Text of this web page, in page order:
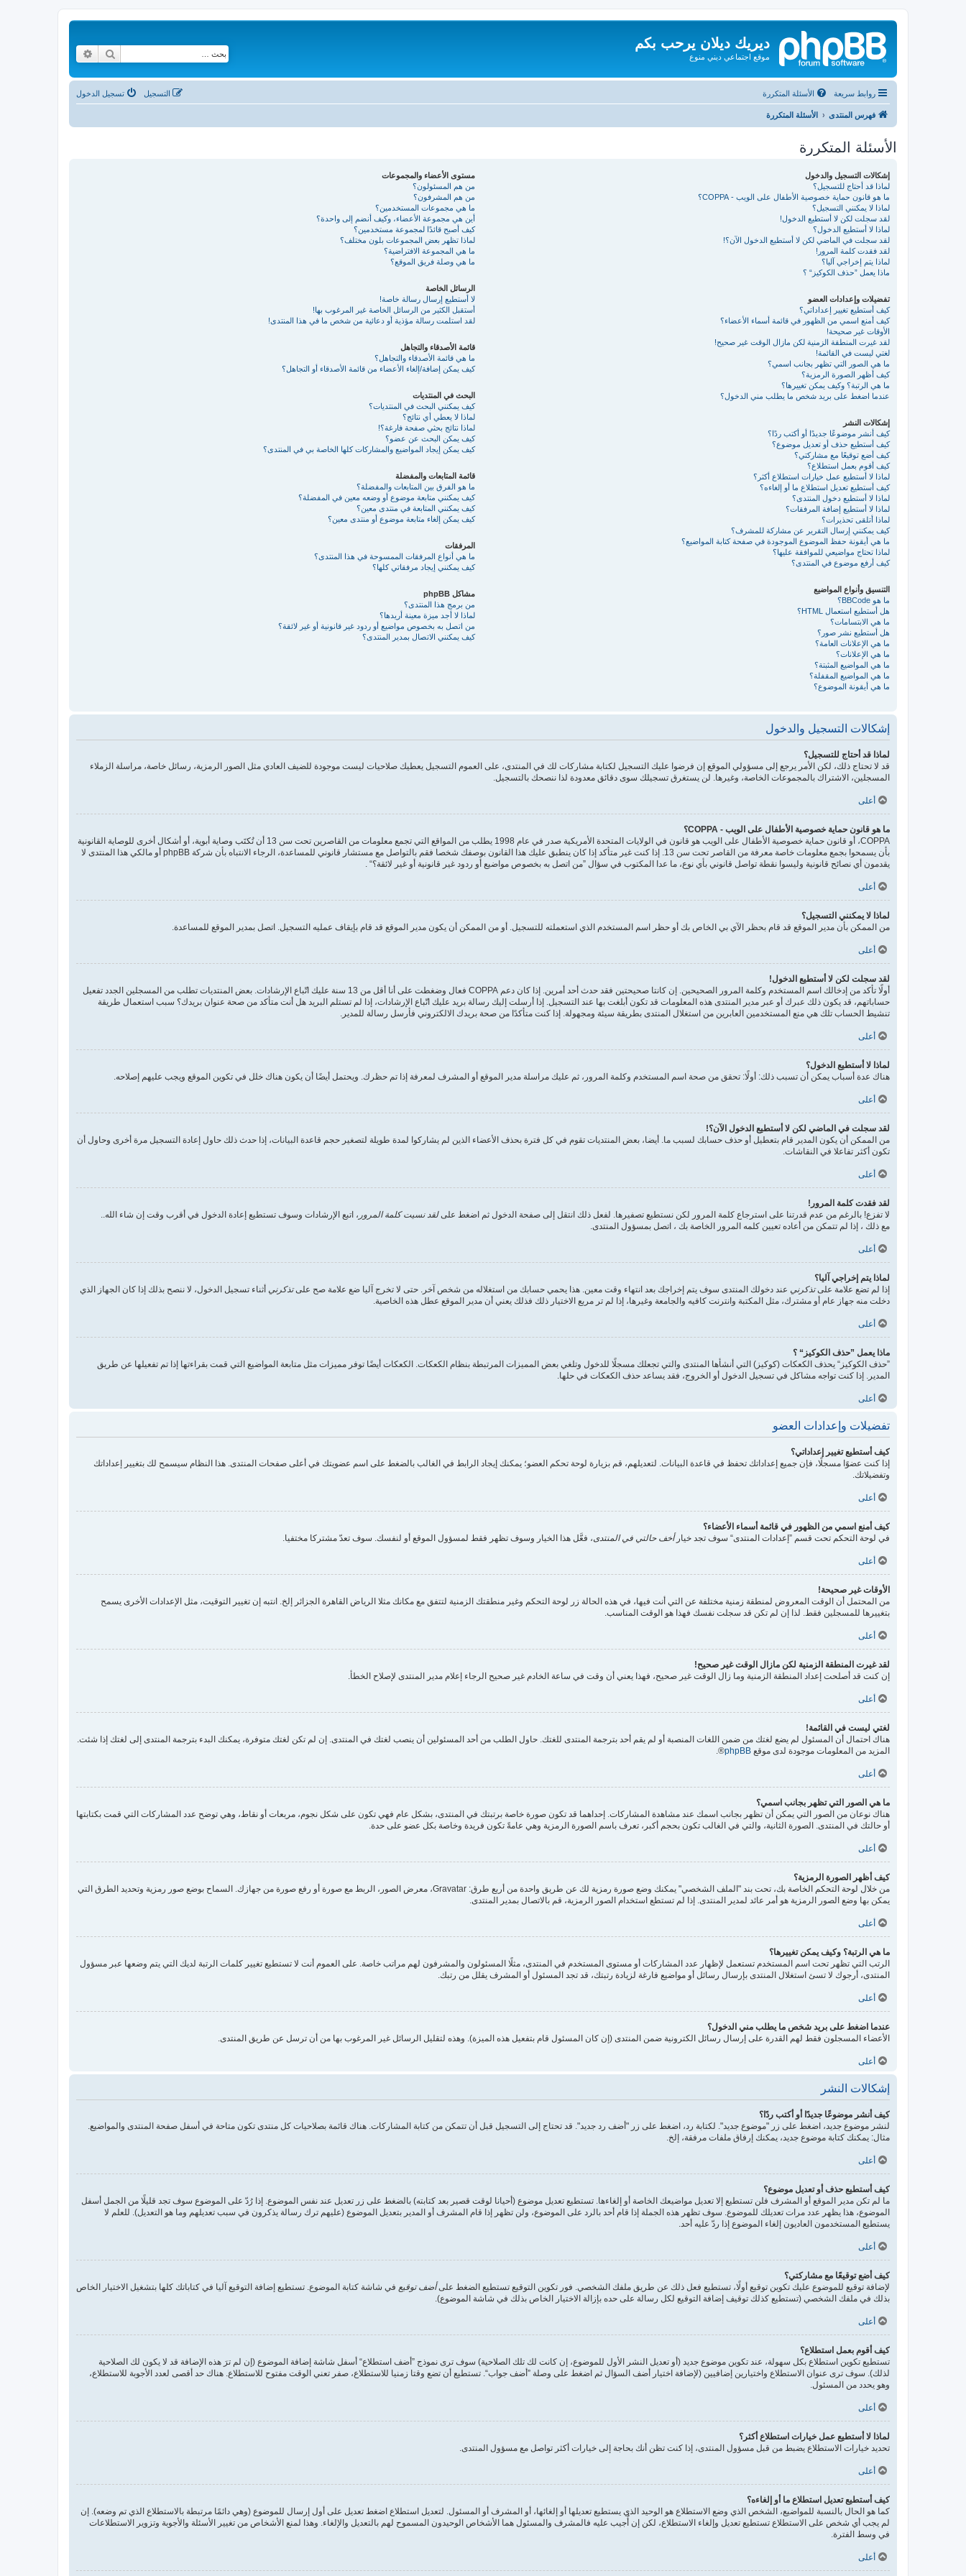
ديريك ديلان يرحب بكم
موقع اجتماعي ديني منوع بحث
روابط سريعة الأسئلة المتكررة تسجيل الدخول التسجيل
فهرس المنتدى الأسئلة المتكررة
الأسئلة المتكررة
إشكالات التسجيل والدخول
لماذا قد أحتاج للتسجيل؟
ما هو قانون حماية خصوصية الأطفال على الويب - COPPA؟
لماذا لا يمكنني التسجيل؟
لقد سجلت لكن لا أستطيع الدخول!
لماذا لا أستطيع الدخول؟
لقد سجلت في الماضي لكن لا أستطيع الدخول الآن؟!
لقد فقدت كلمة المرور!
لماذا يتم إخراجي آليا؟
ماذا يعمل ”حذف الكوكيز“ ؟
تفضيلات وإعدادات العضو
كيف أستطيع تغيير إعداداتي؟
كيف أمنع اسمي من الظهور في قائمة أسماء الأعضاء؟
الأوقات غير صحيحة!
لقد غيرت المنطقة الزمنية لكن مازال الوقت غير صحيح!
لغتي ليست في القائمة!
ما هي الصور التي تظهر بجانب اسمي؟
كيف أظهر الصورة الرمزية؟
ما هي الرتبة؟ وكيف يمكن تغييرها؟
عندما اضغط على بريد شخص ما يطلب مني الدخول؟
إشكالات النشر
كيف أنشر موضوعًا جديدًا أو أكتب ردًا؟
كيف أستطيع حذف أو تعديل موضوع؟
كيف أضع توقيعًا مع مشاركتي؟
كيف أقوم بعمل استطلاع؟
لماذا لا أستطيع عمل خيارات استطلاع أكثر؟
كيف أستطيع تعديل استطلاع ما أو إلغاءه؟
لماذا لا أستطيع دخول المنتدى؟
لماذا لا أستطيع إضافة المرفقات؟
لماذا أتلقى تحذيرات؟
كيف يمكنني إرسال التقرير عن مشاركة للمشرف؟
ما هي أيقونة حفظ الموضوع الموجودة في صفحة كتابة المواضيع؟
لماذا تحتاج مواضيعي للموافقة عليها؟
كيف أرفع موضوع في المنتدى؟
التنسيق وأنواع المواضيع
ما هو BBCode؟
هل أستطيع استعمال HTML؟
ما هي الابتسامات؟
هل أستطيع نشر صور؟
ما هي الإعلانات العامة؟
ما هي الإعلانات؟
ما هي المواضيع المثبتة؟
ما هي المواضيع المقفلة؟
ما هي أيقونة الموضوع؟
مستوى الأعضاء والمجموعات
من هم المسئولون؟
من هم المشرفون؟
ما هي مجموعات المستخدمين؟
أين هي مجموعة الأعضاء، وكيف أنضم إلى واحدة؟
كيف أصبح قائدًا لمجموعة مستخدمين؟
لماذا تظهر بعض المجموعات بلون مختلف؟
ما هي المجموعة الافتراضية؟
ما هي وصلة فريق الموقع؟
الرسائل الخاصة
لا أستطيع إرسال رسالة خاصة!
أستقبل الكثير من الرسائل الخاصة غير المرغوب بها!
لقد استلمت رسالة مؤذية أو دعائية من شخص ما في هذا المنتدى!
قائمة الأصدقاء والتجاهل
ما هي قائمة الأصدقاء والتجاهل؟
كيف يمكن إضافة/إلغاء الأعضاء من قائمة الأصدقاء أو التجاهل؟
البحث في المنتديات
كيف يمكنني البحث في المنتديات؟
لماذا لا يعطي أي نتائج؟
لماذا نتائج بحثي صفحة فارغة؟!
كيف يمكن البحث عن عضو؟
كيف يمكن إيجاد المواضيع والمشاركات كلها الخاصة بي في المنتدى؟
قائمة المتابعات والمفضلة
ما هو الفرق بين المتابعات والمفضلة؟
كيف يمكنني متابعة موضوع أو وضعه معين في المفضلة؟
كيف يمكنني المتابعة في منتدى معين؟
كيف يمكن إلغاء متابعة موضوع أو منتدى معين؟
المرفقات
ما هي أنواع المرفقات الممسوحة في هذا المنتدى؟
كيف يمكنني إيجاد مرفقاتي كلها؟
مشاكل phpBB
من برمج هذا المنتدى؟
لماذا لا أجد ميزة معينة أريدها؟
من اتصل به بخصوص مواضيع أو ردود غير قانونية أو غير لائقة؟
كيف يمكنني الاتصال بمدير المنتدى؟
إشكالات التسجيل والدخول
لماذا قد أحتاج للتسجيل؟
قد لا تحتاج ذلك، لكن الأمر يرجع إلى مسؤولي الموقع إن فرضوا عليك التسجيل لكتابة مشاركات لك في المنتدى، على العموم التسجيل يعطيك صلاحيات ليست موجودة للضيف العادي مثل الصور الرمزية، رسائل خاصة، مراسلة الزملاء
المسجلين، الاشتراك بالمجموعات الخاصة، وغيرها. لن يستغرق تسجيلك سوى دقائق معدودة لذا ننصحك بالتسجيل.
أعلى
ما هو قانون حماية خصوصية الأطفال على الويب - COPPA؟
COPPA، أو قانون حماية خصوصية الأطفال على الويب هو قانون في الولايات المتحدة الأمريكية صدر في عام 1998 يطلب من المواقع التي تجمع معلومات من القاصرين تحت سن 13 أن تُكتَب وصاية أبوية، أو أشكال أخرى للوصاية القانونية
بأن يسمحوا بجمع معلومات خاصة معرفة من القاصر تحت سن 13. إذا كنت غير متأكد إذا كان ينطبق عليك هذا القانون بوصفك شخصا فقم بالتواصل مع مستشار قانوني للمساعدة، الرجاء الانتباه بأن شركة phpBB أو مالكي هذا المنتدى لا
يقدمون أي نصائح قانونية وليسوا نقطة تواصل قانوني بأي نوع، ما عدا المكتوب في سؤال ”من اتصل به بخصوص مواضيع أو ردود غير قانونية أو غير لائقة؟“ .
أعلى
لماذا لا يمكنني التسجيل؟
من الممكن بأن مدير الموقع قد قام بحظر الآي بي الخاص بك أو حظر اسم المستخدم الذي استعملته للتسجيل. أو من الممكن أن يكون مدير الموقع قد قام بإيقاف عمليه التسجيل. اتصل بمدير الموقع للمساعدة.
أعلى
لقد سجلت لكن لا أستطيع الدخول!
أولًا تأكد من إدخالك اسم المستخدم وكلمة المرور الصحيحين. إن كانتا صحيحتين فقد حدث أحد أمرين. إذا كان دعم COPPA فعال وضغطت على أنا أقل من 13 سنة عليك اتّباع الإرشادات. بعض المنتديات تطلب من المسجلين الجدد تفعيل
حساباتهم، قد يكون ذلك عبرك أو عبر مدير المنتدى هذه المعلومات قد تكون أبلغت بها عند التسجيل. إذا أرسلت إليك رسالة بريد عليك اتّباع الإرشادات، إذا لم تستلم البريد هل أنت متأكد من صحة عنوان بريدك؟ سبب استعمال طريقة
تنشيط الحساب تلك هي منع المستخدمين العابرين من استغلال المنتدى بطريقة سيئة ومجهولة. إذا كنت متأكدًا من صحة بريدك الالكتروني فأرسل رسالة للمدير.
أعلى
لماذا لا أستطيع الدخول؟
هناك عدة أسباب يمكن أن تسبب ذلك: أولًا: تحقق من صحة اسم المستخدم وكلمة المرور، ثم عليك مراسلة مدير الموقع أو المشرف لمعرفة إذا تم حظرك. ويحتمل أيضًا أن يكون هناك خلل في تكوين الموقع ويجب عليهم إصلاحه.
أعلى
لقد سجلت في الماضي لكن لا أستطيع الدخول الآن؟!
من الممكن أن يكون المدير قام بتعطيل أو حذف حسابك لسبب ما. أيضا، بعض المنتديات تقوم في كل فترة بحذف الأعضاء الذين لم يشاركوا لمدة طويلة لتصغير حجم قاعدة البيانات، إذا حدث ذلك حاول إعادة التسجيل مرة أخرى وحاول أن
تكون أكثر تفاعلا في النقاشات.
أعلى
لقد فقدت كلمة المرور!
لا تفزع! بالرغم من عدم قدرتنا على استرجاع كلمة المرور لكن نستطيع تصفيرها. لفعل ذلك انتقل إلى صفحة الدخول ثم اضغط علىلقد نسيت كلمة المرور ، اتبع الإرشادات وسوف تستطيع إعادة الدخول في أقرب وقت إن شاء الله..
مع ذلك ، إذا لم تتمكن من أعاده تعيين كلمه المرور الخاصة بك ، اتصل بمسؤول المنتدى.
أعلى
لماذا يتم إخراجي آليا؟
إذا لم تضع علامة علىتذكرني عند دخولك المنتدى سوف يتم إخراجك بعد انتهاء وقت معين. هذا يحمي حسابك من استغلاله من شخص آخر. حتى لا تخرج آليا ضع علامة صح علىتذكرني أثناء تسجيل الدخول، لا ننصح بذلك إذا كان الجهاز الذي
دخلت منه جهاز عام أو مشترك، مثل المكتبة وانترنت كافيه والجامعة وغيرها، إذا لم تر مربع الاختيار ذلك فذلك يعني أن مدير الموقع عطل هذه الخاصية.
أعلى
ماذا يعمل ”حذف الكوكيز“ ؟
”حذف الكوكيز“ يحذف الكعكات (كوكيز) التي أنشأها المنتدى والتي تجعلك مسجلًا للدخول وتلغي بعض المميزات المرتبطة بنظام الكعكات. الكعكات أيضًا توفر مميزات مثل متابعة المواضيع التي قمت بقراءتها إذا تم تفعيلها عن طريق
المدير. إذا كنت تواجه مشاكل في تسجيل الدخول أو الخروج، فقد يساعد حذف الكعكات في حلها.
أعلى
تفضيلات وإعدادات العضو
كيف أستطيع تغيير إعداداتي؟
إذا كنت عضوًا مسجلًا، فإن جميع إعداداتك تحفظ في قاعدة البيانات. لتعديلهم، قم بزيارة لوحة تحكم العضو؛ يمكنك إيجاد الرابط في الغالب بالضغط على اسم عضويتك في أعلى صفحات المنتدى. هذا النظام سيسمح لك بتغيير إعداداتك
وتفضيلاتك.
أعلى
كيف أمنع اسمي من الظهور في قائمة أسماء الأعضاء؟
في لوحة التحكم تحت قسم ”إعدادات المنتدى“ سوف تجد خيارأخف حالتي في المنتدى، فعَّل هذا الخيار وسوف تظهر فقط لمسؤول الموقع أو لنفسك. سوف تعدّ مشتركا مختفيا.
أعلى
الأوقات غير صحيحة!
من المحتمل أن الوقت المعروض لمنطقة زمنية مختلفة عن التي أنت فيها، في هذه الحالة زر لوحة التحكم وغير منطقتك الزمنية لتتفق مع مكانك مثلا الرياض القاهرة الجزائر إلخ. انتبه إن تغيير التوقيت، مثل الإعدادات الأخرى يسمح
بتغييرها للمسجلين فقط. لذا إن لم تكن قد سجلت نفسك فهذا هو الوقت المناسب.
أعلى
لقد غيرت المنطقة الزمنية لكن مازال الوقت غير صحيح!
إن كنت قد أصلحت إعداد المنطقة الزمنية وما زال الوقت غير صحيح، فهذا يعني أن وقت في ساعة الخادم غير صحيح الرجاء إعلام مدير المنتدى لإصلاح الخطأ.
أعلى
لغتي ليست في القائمة!
هناك احتمال أن المسئول لم يضع لغتك من ضمن اللغات المنصبة أو لم يقم أحد بترجمة المنتدى للغتك. حاول الطلب من أحد المسئولين أن ينصب لغتك في المنتدى. إن لم تكن لغتك متوفرة، يمكنك البدء بترجمة المنتدى إلى لغتك إذا شئت.
المزيد من المعلومات موجودة لدى موقع phpBB
®.
أعلى
ما هي الصور التي تظهر بجانب اسمي؟
هناك نوعان من الصور التي يمكن أن تظهر بجانب اسمك عند مشاهدة المشاركات. إحداهما قد تكون صورة خاصة برتبتك في المنتدى، بشكل عام فهي تكون على شكل نجوم، مربعات أو نقاط، وهي توضح عدد المشاركات التي قمت بكتابتها
أو حالتك في المنتدى. الصورة الثانية، والتي في الغالب تكون بحجم أكبر، تعرف باسم الصورة الرمزية وهي عامةً تكون فريدة وخاصة بكل عضو على حدة.
أعلى
كيف أظهر الصورة الرمزية؟
من خلال لوحة التحكم الخاصة بك، تحت بند "الملف الشخصي" يمكنك وضع صورة رمزية لك عن طريق واحدة من أربع طرق: Gravatar، معرض الصور، الربط مع صورة أو رفع صورة من جهازك. السماح بوضع صور رمزية وتحديد الطرق التي
يمكن بها وضع الصور الرمزية هو أمر عائد لمدير المنتدى. إذا لم تستطع استخدام الصور الرمزية، قم بالاتصال بمدير المنتدى.
أعلى
ما هي الرتبة؟ وكيف يمكن تغييرها؟
الرتب التي تظهر تحت اسم المستخدم تستعمل لإظهار عدد المشاركات أو مستوى المستخدم في المنتدى، مثلًا المسئولون والمشرفون لهم مراتب خاصة. على العموم أنت لا تستطيع تغيير كلمات الرتبة لديك التي يتم وضعها عبر مسؤول
المنتدى، أرجوك لا تسئ استغلال المنتدى بإرسال رسائل أو مواضيع فارغة لزيادة رتبتك، قد تجد المسئول أو المشرف يقلل من رتبك.
أعلى
عندما اضغط على بريد شخص ما يطلب مني الدخول؟
الأعضاء المسجلون فقط لهم القدرة على إرسال رسائل الكترونية ضمن المنتدى (إن كان المسئول قام بتفعيل هذه الميزة). وهذه لتقليل الرسائل غير المرغوب بها من أن ترسل عن طريق المنتدى.
أعلى
إشكالات النشر
كيف أنشر موضوعًا جديدًا أو أكتب ردًا؟
لنشر موضوع جديد، اضغط على زر "موضوع جديد". لكتابة رد، اضغط على زر "أضف رد جديد". قد تحتاج إلى التسجيل قبل أن تتمكن من كتابة المشاركات. هناك قائمة بصلاحيات كل منتدى تكون متاحة في أسفل صفحة المنتدى والمواضيع.
مثال: يمكنك كتابة موضوع جديد، يمكنك إرفاق ملفات مرفقة، إلخ.
أعلى
كيف أستطيع حذف أو تعديل موضوع؟
ما لم تكن مدير الموقع أو المشرف فلن تستطيع إلا تعديل مواضيعك الخاصة أو إلغاءها. تستطيع تعديل موضوع (أحيانا لوقت قصير بعد كتابته) بالضغط على زر تعديل عند نفس الموضوع. إذا رُدّ على الموضوع سوف تجد قليلًا من الجمل أسفل
الموضوع، هذا يظهر عدد مرات تعديلك للموضوع. سوف تظهر هذه الجملة إذا قام أحد بالرد على الموضوع، ولن تظهر إذا قام المشرف أو المدير بتعديل الموضوع (عليهم ترك رسالة يذكرون في سبب تعديلهم وما هو التعديل). للعلم لا
يستطيع المستخدمون العاديون إلغاء الموضوع إذا ردّ عليه أحد.
أعلى
كيف أضع توقيعًا مع مشاركتي؟
لإضافة توقيع للموضوع عليك تكوين توقيع أولًا، تستطيع فعل ذلك عن طريق ملفك الشخصي. فور تكوين التوقيع تستطيع الضغط علىأضف توقيع في شاشة كتابة الموضوع. تستطيع إضافة التوقيع آليا في كتاباتك كلها بتشغيل الاختيار الخاص
بذلك في ملفك الشخصي (تستطيع كذلك توقيف إضافة التوقيع لكل رسالة على حده بإزالة الاختيار الخاص بذلك في شاشة الموضوع).
أعلى
كيف أقوم بعمل استطلاع؟
تستطيع تكوين استطلاع بكل سهولة، عند تكوين موضوع جديد (أو تعديل النشر الأول للموضوع، إن كانت لك تلك الصلاحية) سوف ترى نموذج ”أضف استطلاع“ أسفل شاشة إضافة الموضوع (إن لم ترَ هذه الإضافة قد لا يكون لك الصلاحية
لذلك). سوف ترى عنوان الاستطلاع واختيارين إضافيين (لإضافة اختيار أضف السؤال ثم اضغط على وصلة ”أضف جواب“. تستطيع أن تضع وقتا زمنيا للاستطلاع، صفر تعني الوقت مفتوح للاستطلاع. هناك حد أقصى لعدد الأجوبة للاستطلاع،
وهو يحدد من المسئول.
أعلى
لماذا لا أستطيع عمل خيارات استطلاع أكثر؟
تحديد خيارات الاستطلاع يضبط من قبل مسؤول المنتدى، إذا كنت تظن أنك بحاجة إلى خيارات أكثر تواصل مع مسؤول المنتدى.
أعلى
كيف أستطيع تعديل استطلاع ما أو إلغاءه؟
كما هو الحال بالنسبة للمواضيع، الشخص الذي وضع الاستطلاع هو الوحيد الذي يستطيع تعديلها أو إلغائها، أو المشرف أو المسئول. لتعديل استطلاع اضغط تعديل على أول إرسال للموضوع (وهي دائمًا مرتبطة بالاستطلاع الذي تم وضعه). إن
لم يجب أي شخص على الاستطلاع تستطيع تعديل وإلغاء الاستطلاع، لكن إن أُجيب عليه فالمشرف والمسئول هما الأشخاص الوحيدون المسموح لهم بالتعديل والإلغاء. وهذا لمنع الأشخاص من تغيير الأسئلة والأجوبة وتزوير الاستطلاعات
في وسط الفترة.
أعلى